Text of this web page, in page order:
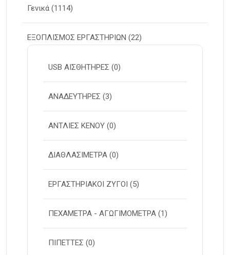
Γενικά (1114)
ΕΞΟΠΛΙΣΜΟΣ ΕΡΓΑΣΤΗΡΙΩΝ (22)
USB ΑΙΣΘΗΤΗΡΕΣ (0)
ΑΝΑΔΕΥΤΗΡΕΣ (3)
ΑΝΤΛΙΕΣ ΚΕΝΟΥ (0)
ΔΙΑΘΛΑΣΙΜΕΤΡΑ (0)
ΕΡΓΑΣΤΗΡΙΑΚΟΙ ΖΥΓΟΙ (5)
ΠΕΧΑΜΕΤΡΑ - ΑΓΩΓΙΜΟΜΕΤΡΑ (1)
ΠΙΠΕΤΤΕΣ (0)